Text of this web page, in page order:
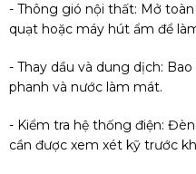
- Thông gió nội thất: Mở
quạt hoặc máy hút ẩm để
- Thay dầu và dung dịch:
phanh và nước làm mát.
- Kiểm tra hệ thống điện:
cần được xem xét kỹ trước